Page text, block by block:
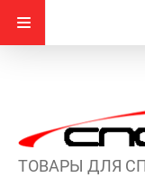
ТОВАРЫ ДЛЯ